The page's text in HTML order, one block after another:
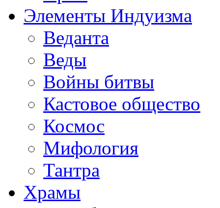
Элементы Индуизма
Веданта
Веды
Войны битвы
Кастовое общество
Космос
Мифология
Тантра
Храмы